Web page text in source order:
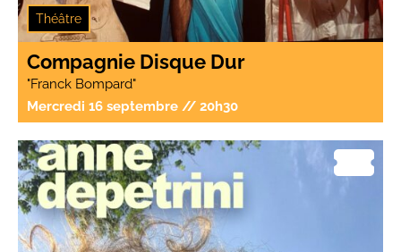
Théâtre
Compagnie Disque Dur
"Franck Bompard"
Mercredi 16 septembre // 20h30